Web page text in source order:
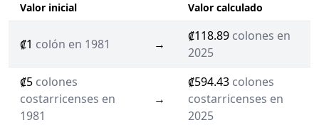
Valor inicial Valor calculado
₡1 colón en 1981 →
₡118.89 colones en
2025
₡5 colones
costarricenses en
1981
→
₡594.43 colones
costarricenses en
2025